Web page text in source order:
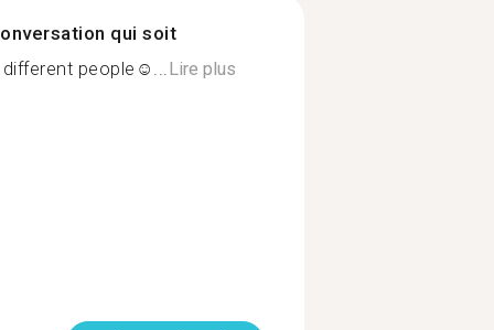
qui soit
people☺...Lire plus